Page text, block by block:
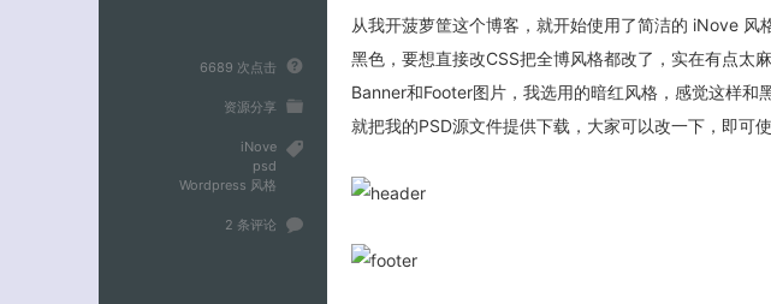
6689 次点击
资源分享
iNove
psd
Wordpress 风格
2 条评论
从我开菠萝筐这个博客，就开始使用了简洁的 iNove
黑色，要想直接改CSS把全博风格都改了，实在有点太
Banner和Footer图片，我选用的暗红风格，感觉这样和
就把我的PSD源文件提供下载，大家可以改一下，即可使